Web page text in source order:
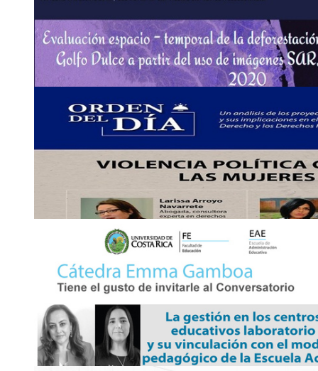
Conversatorio: Las áreas protegidas de la
perspectivas y …
Facebook y youtube de la RAP-UCRhttps://
Lunes 18 de octubre, 4:00 p. m.
Charla: Evaluación espacio - temporal de la
Forestal …
Transmisión por Facebook: Geografía UCR y FCS UCR
Lunes 18 de octubre, 4:30 p. m.
2511-5528
proca rfwcdi.eg @ucropoq.ac.cr